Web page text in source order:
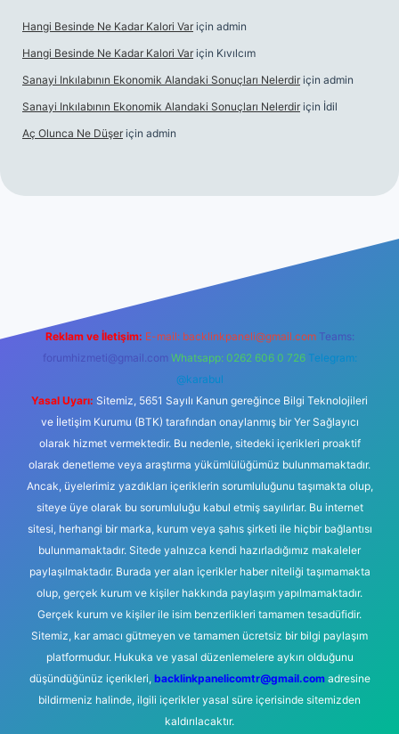
Hangi Besinde Ne Kadar Kalori Var için admin
Hangi Besinde Ne Kadar Kalori Var için Kıvılcım
Sanayi Inkılabının Ekonomik Alandaki Sonuçları Nelerdir için admin
Sanayi Inkılabının Ekonomik Alandaki Sonuçları Nelerdir için İdil
Aç Olunca Ne Düşer için admin
Reklam ve İletişim: E-mail: backlinkpaneli@gmail.com Teams:
forumhizmeti@gmail.com Whatsapp: 0262 606 0 726 Telegram:
@karabul
Yasal Uyarı: Sitemiz, 5651 Sayılı Kanun gereğince Bilgi Teknolojileri
ve İletişim Kurumu (BTK) tarafından onaylanmış bir Yer Sağlayıcı
olarak hizmet vermektedir. Bu nedenle, sitedeki içerikleri proaktif
olarak denetleme veya araştırma yükümlülüğümüz bulunmamaktadır.
Ancak, üyelerimiz yazdıkları içeriklerin sorumluluğunu taşımakta olup,
siteye üye olarak bu sorumluluğu kabul etmiş sayılırlar. Bu internet
sitesi, herhangi bir marka, kurum veya şahıs şirketi ile hiçbir bağlantısı
bulunmamaktadır. Sitede yalnızca kendi hazırladığımız makaleler
paylaşılmaktadır. Burada yer alan içerikler haber niteliği taşımamakta
olup, gerçek kurum ve kişiler hakkında paylaşım yapılmamaktadır.
Gerçek kurum ve kişiler ile isim benzerlikleri tamamen tesadüfidir.
Sitemiz, kar amacı gütmeyen ve tamamen ücretsiz bir bilgi paylaşım
platformudur. Hukuka ve yasal düzenlemelere aykırı olduğunu
düşündüğünüz içerikleri, backlinkpanelicomtr@gmail.comadresine
bildirmeniz halinde, ilgili içerikler yasal süre içerisinde sitemizden
kaldırılacaktır.